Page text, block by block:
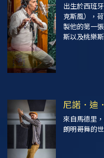
出生於西班
克斯風），
製他的第一
斯以及桃樂
尼諾．迪
來自馬德里
朗明哥舞的